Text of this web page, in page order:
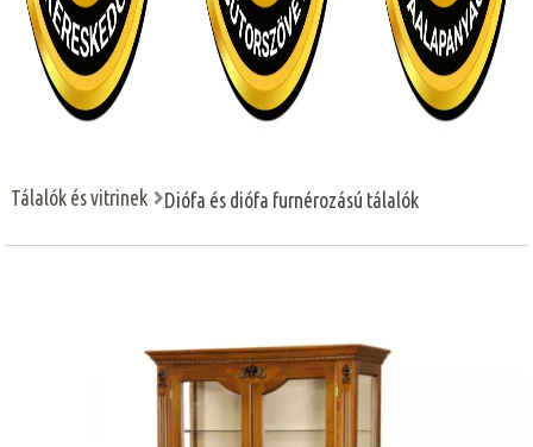
Tálalók és vitrinek Diófa és diófa furnérozású tálalók